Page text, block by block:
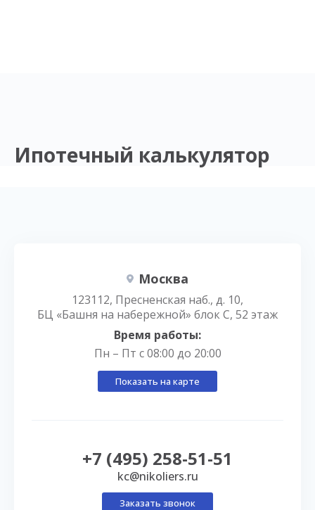
Ипотечный калькулятор
Москва
123112, Пресненская наб., д. 10,
БЦ «Башня на набережной» блок С, 52 этаж
Время работы:
Пн – Пт с 08:00 до 20:00
Показать на карте
+7 (495) 258-51-51
kc@nikoliers.ru
Заказать звонок